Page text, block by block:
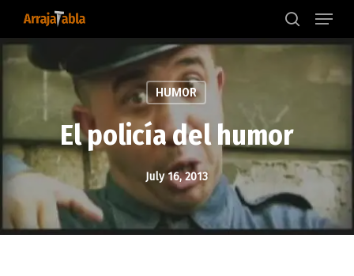
content
search
Menu
HUMOR
El policía del humor
July 16, 2013